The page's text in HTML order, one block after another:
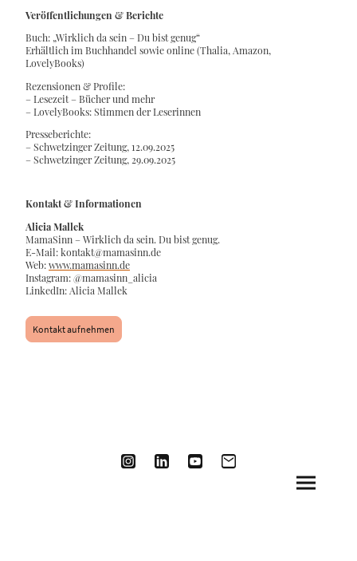
Veröffentlichungen & Berichte
Buch: „Wirklich da sein – Du bist genug“
Erhältlich im Buchhandel sowie online (Thalia, Amazon,
LovelyBooks)
Rezensionen & Profile:
– Lesezeit – Bücher und mehr
– LovelyBooks: Stimmen der Leserinnen
Presseberichte:
– Schwetzinger Zeitung, 12.09.2025
– Schwetzinger Zeitung, 29.09.2025
Kontakt & Informationen
Alicia Mallek
MamaSinn – Wirklich da sein. Du bist genug.
E-Mail: kontakt@mamasinn.de
Web:www.mamasinn.de
Instagram: @mamasinn_alicia
LinkedIn: Alicia Mallek
Kontakt aufnehmen